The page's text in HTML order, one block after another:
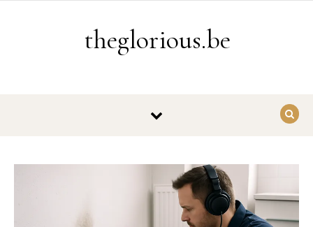
theglorious.be